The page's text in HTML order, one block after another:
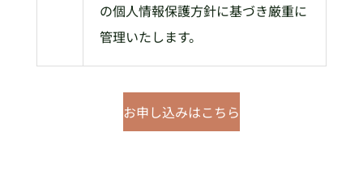
の個人情報保護方針に基づき厳重に
管理いたします。
お申し込みはこちら